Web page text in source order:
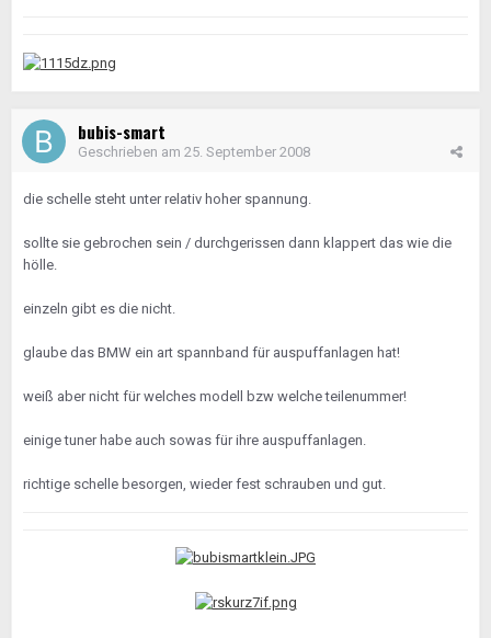
bubis-smart
Geschrieben am 25. September 2008
die schelle steht unter relativ hoher spannung.
sollte sie gebrochen sein / durchgerissen dann klappert das wie die
hölle.
einzeln gibt es die nicht.
glaube das BMW ein art spannband für auspuffanlagen hat!
weiß aber nicht für welches modell bzw welche teilenummer!
einige tuner habe auch sowas für ihre auspuffanlagen.
richtige schelle besorgen, wieder fest schrauben und gut.